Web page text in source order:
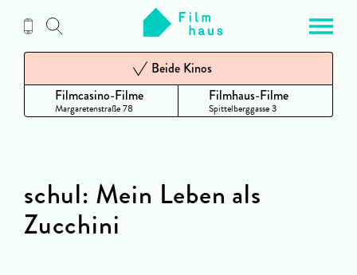
Inhalt
Filmcasino-Filme
Margaretenstraße 78
Beide Kinos
Filmhaus-Filme
Spittelberggasse 3
schul: Mein Leben als
Zucchini